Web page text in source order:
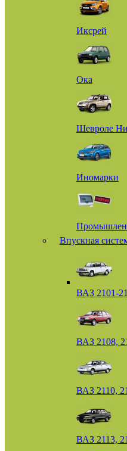
Иксрей
Ока
Шевроле
Иномарки
Впускная
ВАЗ 2101-
ВАЗ 2108,
ВАЗ 2110,
ВАЗ 2113,